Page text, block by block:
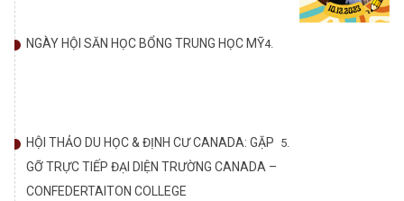
NGÀY HỘI SĂN HỌC BỔNG TRUNG HỌC MỸ
HỘI THẢO DU HỌC & ĐỊNH CƯ CANADA: GẶP
GỠ TRỰC TIẾP ĐẠI DIỆN TRƯỜNG CANADA –
CONFEDERTAITON COLLEGE